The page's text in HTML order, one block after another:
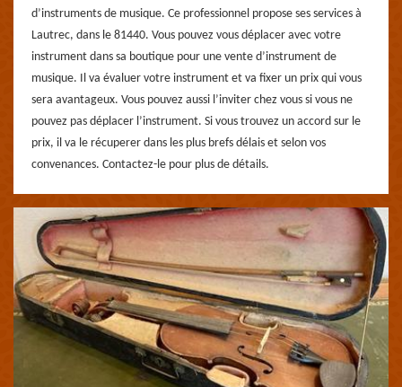
d’instruments de musique. Ce professionnel propose ses services à
Lautrec, dans le 81440. Vous pouvez vous déplacer avec votre
instrument dans sa boutique pour une vente d’instrument de
musique. Il va évaluer votre instrument et va fixer un prix qui vous
sera avantageux. Vous pouvez aussi l’inviter chez vous si vous ne
pouvez pas déplacer l’instrument. Si vous trouvez un accord sur le
prix, il va le récuperer dans les plus brefs délais et selon vos
convenances. Contactez-le pour plus de détails.